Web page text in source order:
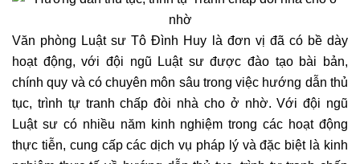
Văn phòng Luật sư Tô Đình Huy là đơn vị đã có bề dày
hoạt động, với đội ngũ Luật sư được đào tạo bài bản,
chính quy và có chuyên môn sâu trong việc hướng dẫn thủ
tục, trình tự tranh chấp đòi nhà cho ở nhờ. Với đội ngũ
Luật sư có nhiều năm kinh nghiệm trong các hoạt động
thực tiễn, cung cấp các dịch vụ pháp lý và đặc biệt là kinh